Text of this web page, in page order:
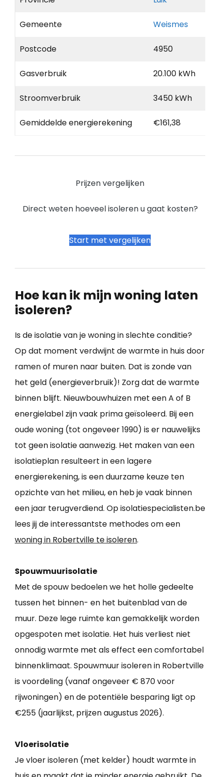
Gemeente Weismes
Postcode 4950
Gasverbruik 20.100 kWh
Stroomverbruik 3450 kWh
Gemiddelde energierekening €161,38
Prijzen vergelijken
Direct weten hoeveel isoleren u gaat kosten?
Start met vergelijken
Hoe kan ik mijn woning laten
isoleren?
Is de isolatie van je woning in slechte conditie?
Op dat moment verdwijnt de warmte in huis door
ramen of muren naar buiten. Dat is zonde van
het geld (energieverbruik)! Zorg dat de warmte
binnen blijft. Nieuwbouwhuizen met een A of B
energielabel zijn vaak prima geïsoleerd. Bij een
oude woning (tot ongeveer 1990) is er nauwelijks
tot geen isolatie aanwezig. Het maken van een
isolatieplan resulteert in een lagere
energierekening, is een duurzame keuze ten
opzichte van het milieu, en heb je vaak binnen
een jaar terugverdiend. Op isolatiespecialisten.be
lees jij de interessantste methodes om een
woning in Robertville te isoleren.
Spouwmuurisolatie
Met de spouw bedoelen we het holle gedeelte
tussen het binnen- en het buitenblad van de
muur. Deze lege ruimte kan gemakkelijk worden
opgespoten met isolatie. Het huis verliest niet
onnodig warmte met als effect een comfortabel
binnenklimaat. Spouwmuur isoleren in Robertville
is voordeling (vanaf ongeveer € 870 voor
rijwoningen) en de potentiële besparing ligt op
€255 (jaarlijkst, prijzen augustus 2026).
Vloerisolatie
Je vloer isoleren (met kelder) houdt warmte in